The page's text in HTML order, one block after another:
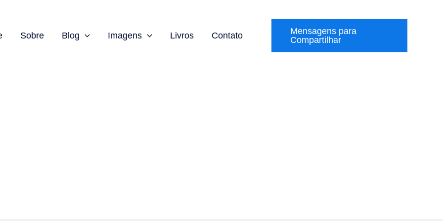
Sobre Blog Imagens Livros Contato
Mensagens para
Compartilhar